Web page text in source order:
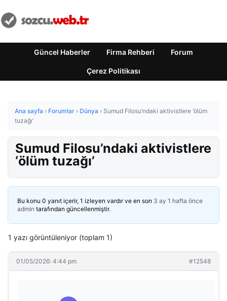
Güncel Haberler Firma Rehberi Forum
Çerez Politikası
Ana sayfa › Forumlar › Dünya › Sumud Filosu’ndaki aktivistlere ‘ölüm
tuzağı’
Sumud Filosu’ndaki aktivistlere
‘ölüm tuzağı’
Bu konu 0 yanıt içerir, 1 izleyen vardır ve en son 3 ay 1 hafta önce
admin tarafından güncellenmiştir.
1 yazı görüntüleniyor (toplam 1)
01/05/2026: 4:44 pm #12548